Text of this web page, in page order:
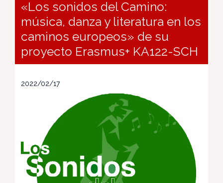
«Los sonidos del Camino:
música, danza y literatura en los
caminos europeos» de su
proyecto Erasmus+ KA122-SCH
2022/02/17